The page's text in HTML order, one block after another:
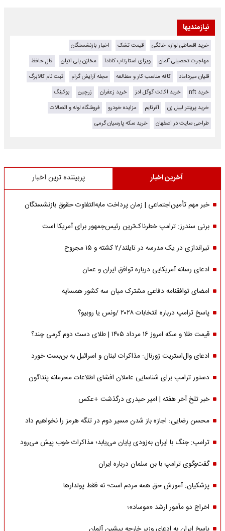
نیازمندیها
خرید اقساطی لوازم خانگی قیمت تشک
اخبار بازنشستگان
مهاجرت تحصیلی آلمان
ویزای استارتاپ کانادا مخازن پلی اتیلن
فال حافظ
قلیان میرداماد
کافه مناسب کار و مطالعه مجله آرایش گرام
ثبت نام کالابرگ
خرید nft
خرید اکانت گوگل ادز خرید زعفران زرچین
بوکینگ
خرید پرینتر لیبل زن
آفرتایم مزایده خودرو
فروشگاه لوله و اتصالات
طراحی سایت در اصفهان
خرید سکه پارسیان گرمی
آخرین اخبار پربیننده ترین اخبار
خبر مهم تأمین‌اجتماعی | زمان پرداخت مابه‌التفاوت حقوق بازنشستگان
برنی سندرز: ترامپ خطرناک‌ترین رئیس‌جمهور برای آمریکا است
تیراندازی در یک مدرسه در تایلند/۲ کشته و ۱۵ مجروح
ادعای رسانه آمریکایی درباره توافق ایران و عمان
امضای توافقنامه دفاعی مشترک میان سه کشور همسایه
پاسخ ترامپ درباره انتخابات ۲۰۲۸ /ونس یا روبیو؟
قیمت طلا و سکه امروز ۱۶ مرداد ۱۴۰۵ | طلای دست دوم گرمی چند؟
ادعای وال‌استریت ژورنال: مذاکرات لبنان و اسرائیل به بن‌بست خورد
دستور ترامپ برای شناسایی عاملان افشای اطلاعات محرمانه پنتاگون
خبر تلخ آخر هفته | امیر حیدری درگذشت +عکس
محسن رضایی: اجازه باز شدن مسیر دوم در تنگه هرمز را نخواهیم داد
ترامپ: جنگ با ایران به‌زودی پایان می‌یابد؛ مذاکرات خوب پیش می‌رود
گفت‌وگوی ترامپ با بن سلمان درباره ایران
پزشکیان: آموزش حق همه مردم است؛ نه فقط پولدارها
اخراج دو مأمور ارشد «موساد»؛